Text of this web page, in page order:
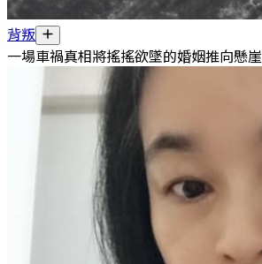
背叛
一場車禍真相將搖搖欲墜的婚姻推向懸崖